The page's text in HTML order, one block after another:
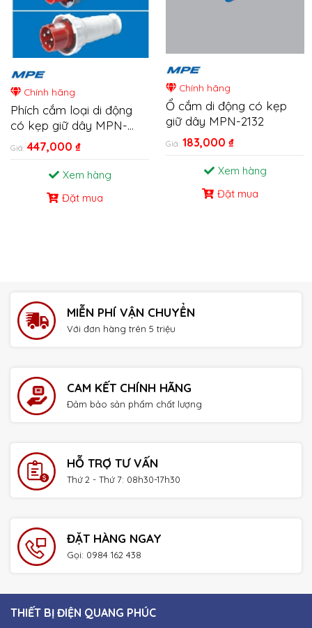
Chính hãng
Phích cắm loại di động
có kẹp giữ dây MPN-
0352/045K
Giá: 447,000 ₫
Xem hàng
Đặt mua
Chính hãng
Ổ cắm di động có kẹp
giữ dây MPN-2132
Giá: 183,000 ₫
Xem hàng
Đặt mua
MIỄN PHÍ VẬN CHUYỂN
Với đơn hàng trên 5 triệu
CAM KẾT CHÍNH HÃNG
Đảm bảo sản phẩm chất lượng
HỖ TRỢ TƯ VẤN
Thứ 2 - Thứ 7: 08h30-17h30
ĐẶT HÀNG NGAY
Gọi: 0984 162 438
THIẾT BỊ ĐIỆN QUANG PHÚC